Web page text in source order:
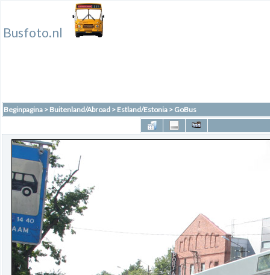
Busfoto.nl
Beginpagina > Buitenland/Abroad > Estland/Estonia > GoBus